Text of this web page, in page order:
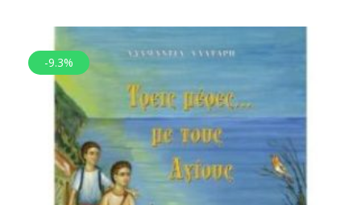
-9.3%